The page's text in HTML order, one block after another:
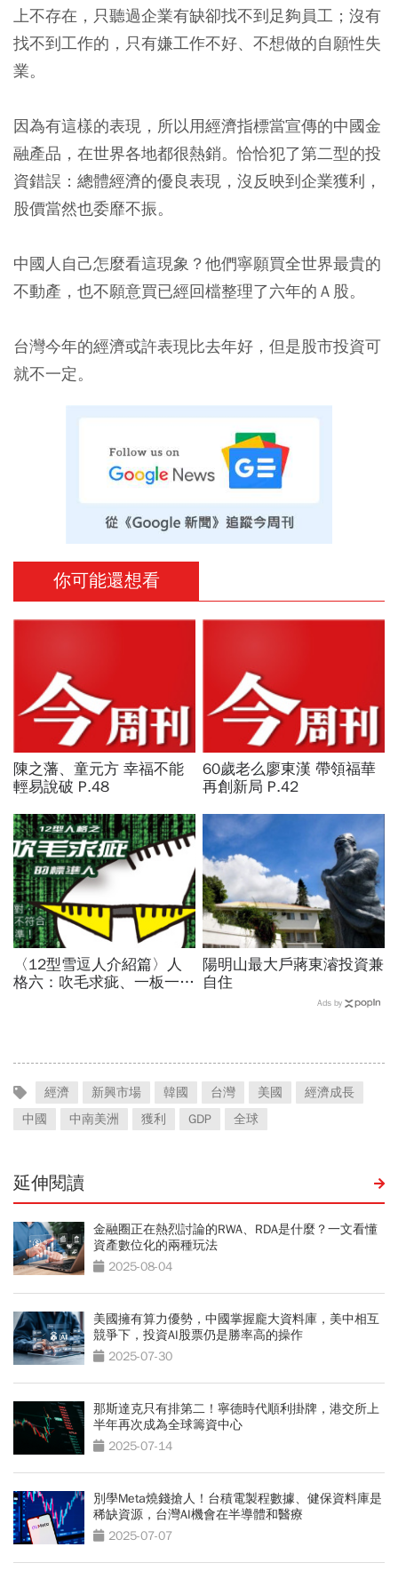
上不存在，只聽過企業有缺卻找不到足夠員工；沒有
找不到工作的，只有嫌工作不好、不想做的自願性失
業。
因為有這樣的表現，所以用經濟指標當宣傳的中國金
融產品，在世界各地都很熱銷。恰恰犯了第二型的投
資錯誤：總體經濟的優良表現，沒反映到企業獲利，
股價當然也委靡不振。
中國人自己怎麼看這現象？他們寧願買全世界最貴的
不動產，也不願意買已經回檔整理了六年的Ａ股。
台灣今年的經濟或許表現比去年好，但是股市投資可
就不一定。
你可能還想看
陳之藩、童元方 幸福不能
輕易說破 P.48
60歲老么廖東漢 帶領福華
再創新局 P.42
〈12型雪逗人介紹篇〉人
格六：吹毛求疵、一板一眼
陽明山最大戶蔣東濬投資兼
自住
Ads by
經濟 新興市場 韓國 台灣 美國
經濟成長
中國
中南美洲 獲利 GDP 全球
延伸閱讀
金融圈正在熱烈討論的RWA、RDA是什麼？一文看懂
資產數位化的兩種玩法
2025-08-04
美國擁有算力優勢，中國掌握龐大資料庫，美中相互
競爭下，投資AI股票仍是勝率高的操作
2025-07-30
那斯達克只有排第二！寧德時代順利掛牌，港交所上
半年再次成為全球籌資中心
2025-07-14
別學Meta燒錢搶人！台積電製程數據、健保資料庫是
稀缺資源，台灣AI機會在半導體和醫療
2025-07-07